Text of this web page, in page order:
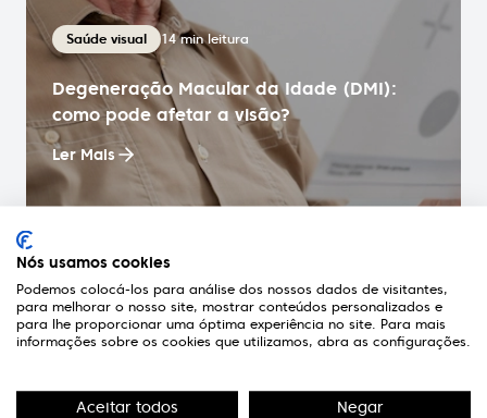
Saúde visual 14min leitura
Degeneração Macular da Idade (DMI):
como pode afetar a visão?
Ler Mais
A Optivisão
Nós usamos cookies
Podemos colocá-los para análise dos nossos dados de visitantes,
para melhorar o nosso site, mostrar conteúdos personalizados e
para lhe proporcionar uma óptima experiência no site. Para mais
informações sobre os cookies que utilizamos, abra as configurações.
Aceitar todos Negar